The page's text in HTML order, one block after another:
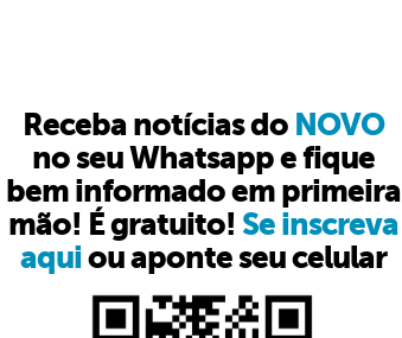
Receba notícias do NOVO
no seu Whatsapp e fique
bem informado em primeira
mão! É gratuito! Se inscreva
aquiou aponte seu celular